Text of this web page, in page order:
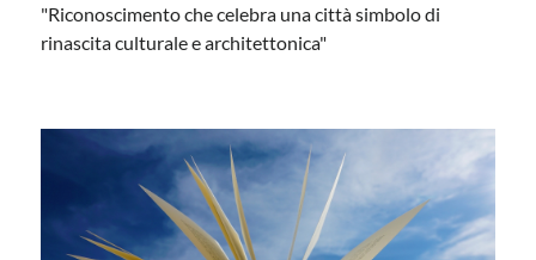
"Riconoscimento che celebra una città simbolo di
rinascita culturale e architettonica"